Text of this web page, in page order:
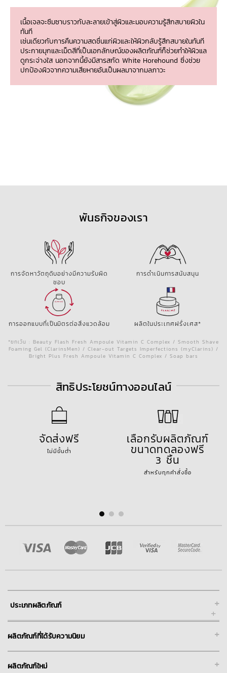
เนื้อเจลจะซึมซาบราวกับละลายเข้าสู่ผิวและมอบความรู้สึกสบายผิวใน
ทันที
เช่นเดียวกับการคืนความสดชื่นแก่ผิวและให้ผิวกลับรู้สึกสบายในทันที
ประกายมุกและเม็ดสีที่เป็นเอกลักษณ์ของผลิตภัณฑ์ก็ช่วยทำให้ผิวแล
ดูกระจ่างใส นอกจากนี้ยังมีสารสกัด White Horehound ซึ่งช่วย
ปกป้องผิวจากความเสียหายอันเป็นผลมาจากมลภาวะ
พันธกิจของเรา
การจัดหาวัตถุดิบอย่างมีความรับผิด
ชอบ
การดำเนินการสนับสนุน
การออกแบบที่เป็นมิตรต่อสิ่งแวดล้อม ผลิตในประเทศฝรั่งเศส*
*ยกเว้น : Beauty Flash Fresh Ampoule Vitamin C Complex / Smooth Shave
Foaming Gel (ClarinsMen) / Clear-out Targets Imperfections (myClarins) /
Bright Plus Fresh Ampoule Vitamin C Complex / Soap bars
สิทธิประโยชน์ทางออนไลน์
จัดส่งฟรี
ไม่มีขั้นต่ำ
เลือกรับผลิตภัณฑ์
ขนาดทดลองฟรี
3 ชิ้น
สำหรับทุกคำสั่งซื้อ
+
ประเภทผลิตภัณฑ์
+
ผลิตภัณฑ์ที่ได้รับความนิยม
+
ผลิตภัณฑ์ใหม่